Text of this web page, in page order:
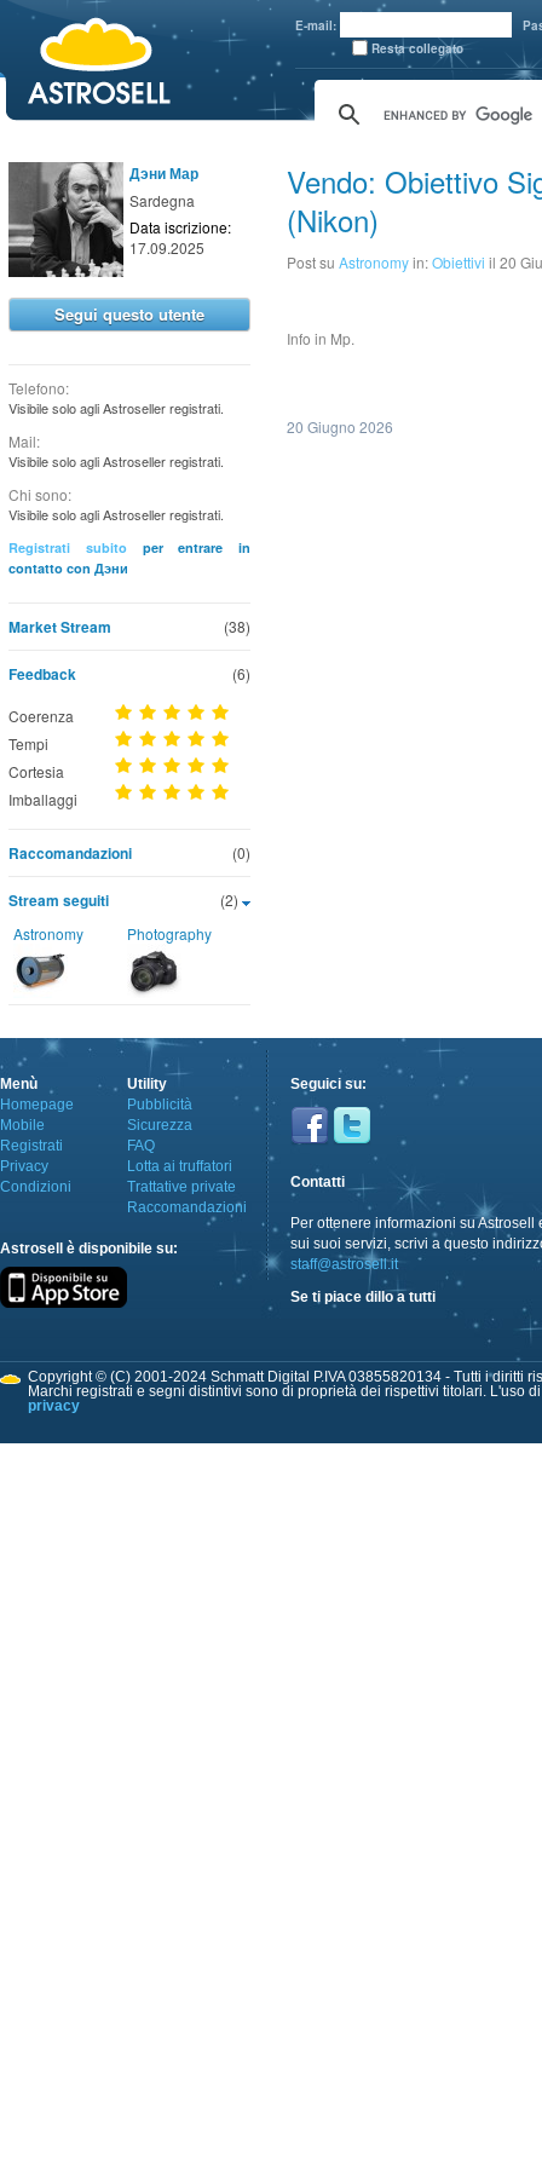
E-mail:
Resta collegato
Дэни Мар
Sardegna
Data iscrizione:
17.09.2025
Segui questo utente
Telefono:
Visibile solo agli Astroseller registrati.
Mail:
Visibile solo agli Astroseller registrati.
Chi sono:
Visibile solo agli Astroseller registrati.
Registrati subitoper entrare in
contatto con Дэни
(38)
Market Stream
Feedback (6)
Coerenza
Tempi
Cortesia
Imballaggi
(0)
Raccomandazioni
(2)
Stream seguiti
Astronomy Photography
Vendo: Obiettivo
(Nikon)
Post su Astronomyin:Obiettivi il 20
Info in Mp.
20 Giugno 2026
Menù
Homepage
Mobile
Registrati
Privacy
Condizioni
Utility
Pubblicità
Sicurezza
FAQ
Lotta ai truffatori
Trattative private
Raccomandazioni
Astrosell è disponibile su:
Seguici su:
Contatti
Per ottenere informazioni su Astrosell
sui suoi servizi, scrivi a questo
staff@astrosell.it
Se ti piace dillo a tutti
Copyright © (C) 2001-2024 Schmatt Digital P.IVA 03855820134 - Tutti i diritti
Marchi registrati e segni distintivi sono di proprietà dei rispettivi titolari. L'uso
privacy